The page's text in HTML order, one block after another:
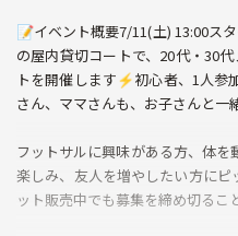
📝イベント概要7/11(土) 13:00ス
の屋内貸切コートで、20代・30
トを開催します⚡初心者、1人参
さん、ママさんも、お子さんと一
フットサルに興味がある方、体
楽しみ、友人を増やしたい方に
ット販売中でも募集を締め切る